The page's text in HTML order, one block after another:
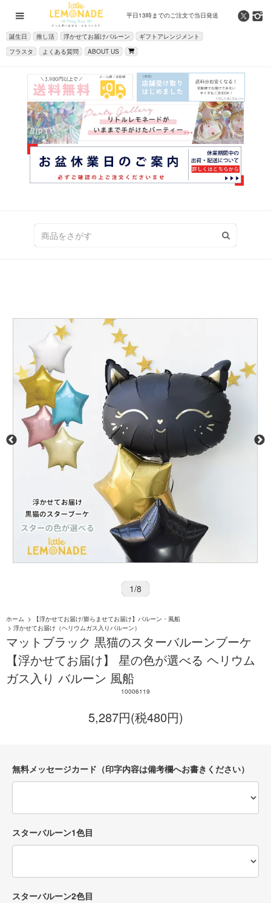
平日13時までのご注文で当日発送
誕生日 推し活 浮かせてお届けバルーン
ギフトアレンジメント
フラスタ
よくある質問 ABOUT US
1/8
ホーム >
【浮かせてお届け/膨らませてお届け】バルーン・風船
> 浮かせてお届け（ヘリウムガス入りバルーン）
マットブラック 黒猫のスターバルーンブーケ
【浮かせてお届け】 星の色が選べる ヘリウム
ガス入り バルーン 風船
10006119
5,287円(税480円)
無料メッセージカード（印字内容は備考欄へお書きください）
スターバルーン1色目
スターバルーン2色目